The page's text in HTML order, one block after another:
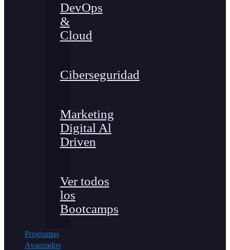
DevOps
&
Cloud
Ciberseguridad
Marketing
Digital Al
Driven
Ver todos
los
Bootcamps
Programas
Avanzados